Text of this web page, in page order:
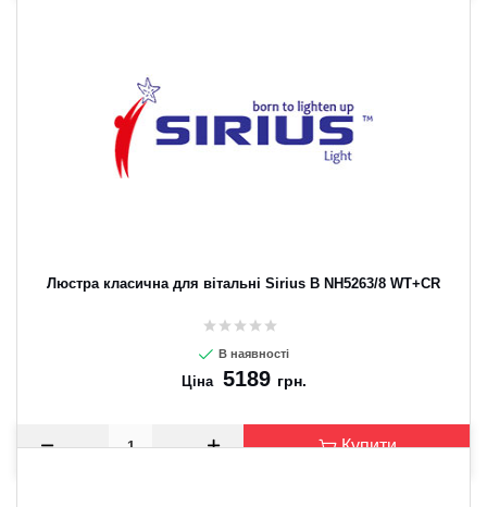
Люстра класична для вітальні Sirius B NH5263/8 WT+CR
В наявності
Ціна 5189 грн.
Купити